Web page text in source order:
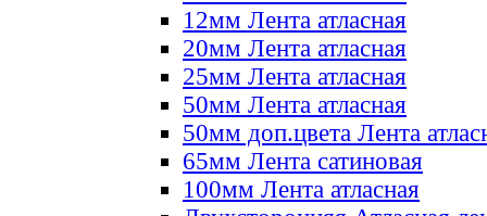
12мм Лента атласная
20мм Лента атласная
25мм Лента атласная
50мм Лента атласная
50мм доп.цвета Лента
65мм Лента сатиновая
100мм Лента атласная